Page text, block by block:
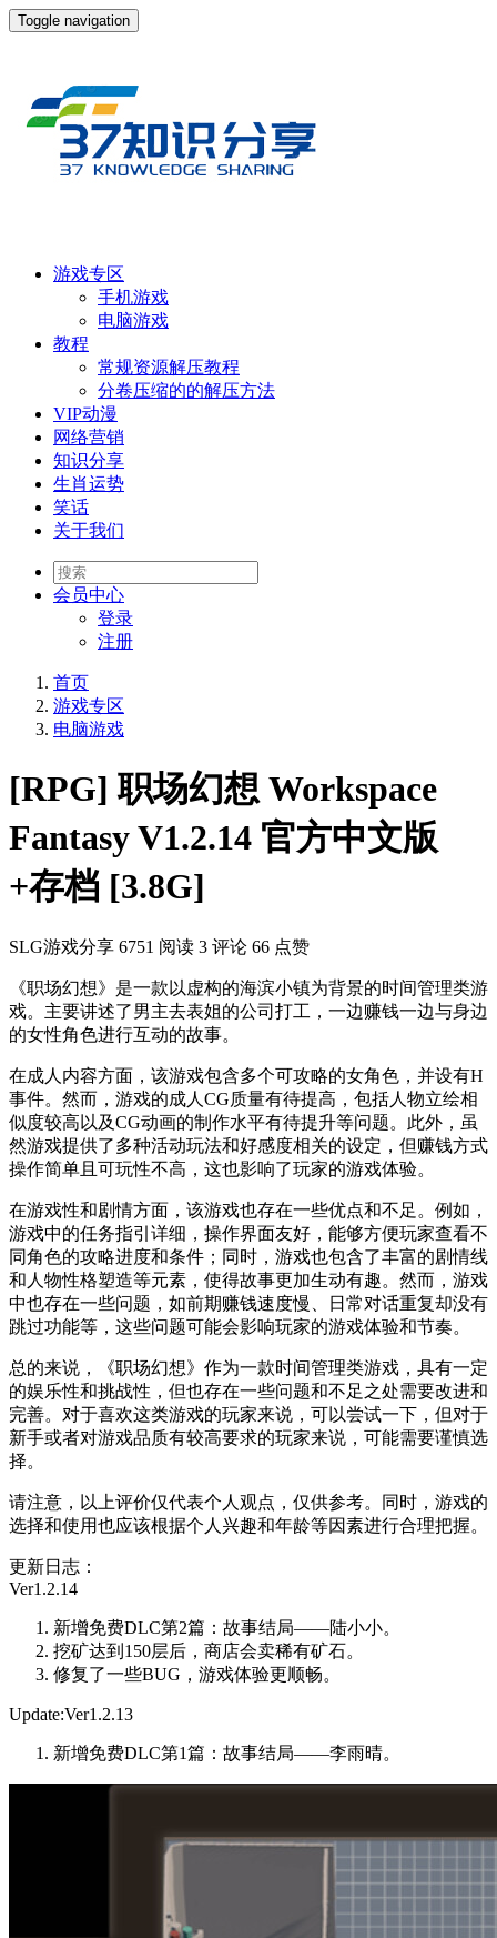
Toggle navigation
游戏专区
手机游戏
电脑游戏
教程
常规资源解压教程
分卷压缩的的解压方法
VIP动漫
网络营销
知识分享
生肖运势
笑话
关于我们
会员中心
登录
注册
首页
游戏专区
电脑游戏
[RPG] 职场幻想 Workspace
Fantasy V1.2.14 官方中文版
+存档 [3.8G]
SLG游戏分享 6751 阅读 3 评论 66 点赞
《职场幻想》是一款以虚构的海滨小镇为背景的时间管理类游
戏。主要讲述了男主去表姐的公司打工，一边赚钱一边与身边
的女性角色进行互动的故事。
在成人内容方面，该游戏包含多个可攻略的女角色，并设有H
事件。然而，游戏的成人CG质量有待提高，包括人物立绘相
似度较高以及CG动画的制作水平有待提升等问题。此外，虽
然游戏提供了多种活动玩法和好感度相关的设定，但赚钱方式
操作简单且可玩性不高，这也影响了玩家的游戏体验。
在游戏性和剧情方面，该游戏也存在一些优点和不足。例如，
游戏中的任务指引详细，操作界面友好，能够方便玩家查看不
同角色的攻略进度和条件；同时，游戏也包含了丰富的剧情线
和人物性格塑造等元素，使得故事更加生动有趣。然而，游戏
中也存在一些问题，如前期赚钱速度慢、日常对话重复却没有
跳过功能等，这些问题可能会影响玩家的游戏体验和节奏。
总的来说，《职场幻想》作为一款时间管理类游戏，具有一定
的娱乐性和挑战性，但也存在一些问题和不足之处需要改进和
完善。对于喜欢这类游戏的玩家来说，可以尝试一下，但对于
新手或者对游戏品质有较高要求的玩家来说，可能需要谨慎选
择。
请注意，以上评价仅代表个人观点，仅供参考。同时，游戏的
选择和使用也应该根据个人兴趣和年龄等因素进行合理把握。
更新日志：
Ver1.2.14
新增免费DLC第2篇：故事结局——陆小小。
挖矿达到150层后，商店会卖稀有矿石。
修复了一些BUG，游戏体验更顺畅。
Update:Ver1.2.13
新增免费DLC第1篇：故事结局——李雨晴。